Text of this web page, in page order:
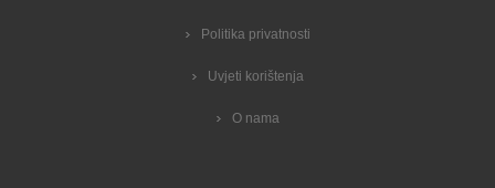
Politika privatnosti
Uvjeti korištenja
O nama